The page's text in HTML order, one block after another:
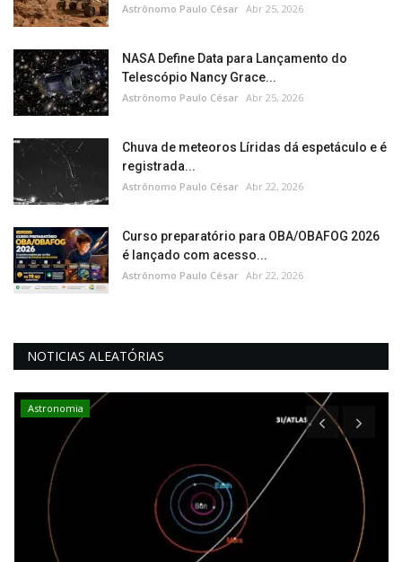
Astrônomo Paulo César Abr 25, 2026
NASA Define Data para Lançamento do
Telescópio Nancy Grace...
Astrônomo Paulo César Abr 25, 2026
Chuva de meteoros Líridas dá espetáculo e é
registrada...
Astrônomo Paulo César Abr 22, 2026
Curso preparatório para OBA/OBAFOG 2026
é lançado com acesso...
Astrônomo Paulo César Abr 22, 2026
NOTICIAS ALEATÓRIAS
Astronomia